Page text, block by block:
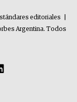
editoriales
Argentina. Todos